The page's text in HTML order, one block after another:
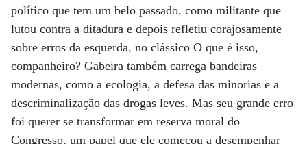
político que tem um belo passado, como militante que
lutou contra a ditadura e depois refletiu corajosamente
sobre erros da esquerda, no clássico O que é isso,
companheiro? Gabeira também carrega bandeiras
modernas, como a ecologia, a defesa das minorias e a
descriminalização das drogas leves. Mas seu grande erro
foi querer se transformar em reserva moral do
Congresso, um papel que ele começou a desempenhar